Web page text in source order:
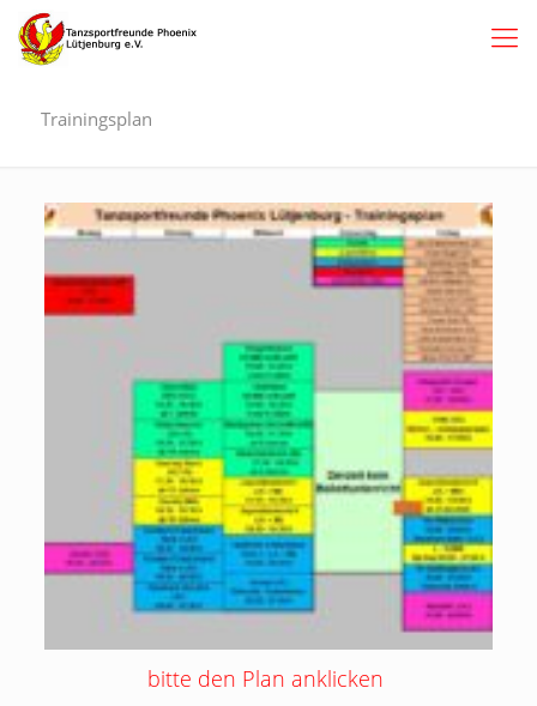
Trainingsplan
bitte den Plan anklicken